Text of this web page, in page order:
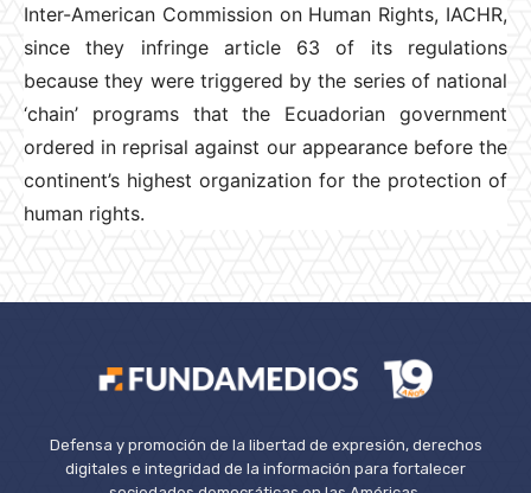
Inter-American Commission on Human Rights, IACHR,
since they infringe article 63 of its regulations
because they were triggered by the series of national
‘chain’ programs that the Ecuadorian government
ordered in reprisal against our appearance before the
continent’s highest organization for the protection of
human rights.
Defensa y promoción de la libertad de expresión, derechos
digitales e integridad de la información para fortalecer